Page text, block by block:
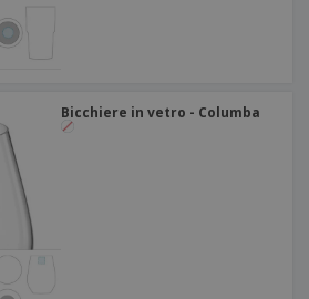
Bicchiere in vetro - Columba